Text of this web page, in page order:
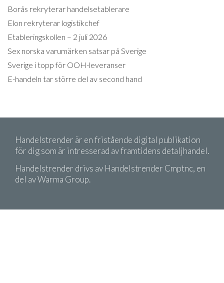
Borås rekryterar handelsetablerare
Elon rekryterar logistikchef
Etableringskollen – 2 juli 2026
Sex norska varumärken satsar på Sverige
Sverige i topp för OOH-leveranser
E-handeln tar större del av second hand
Handelstrender är en fristående digital publikation
för dig som är intresserad av framtidens detaljhandel.
Handelstrender drivs av Handelstrender Cmptnc, en
del av Warma Group.